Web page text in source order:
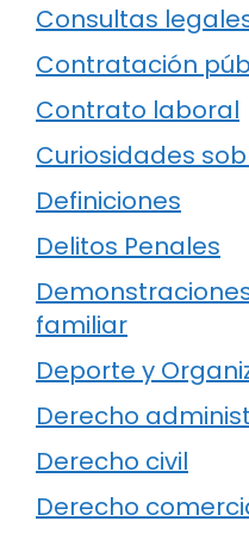
Consultas
Contratación
Contrato laboral
Curiosidades
Definiciones
Delitos Penales
familiar
Deporte y
Derecho
Derecho civil
Derecho